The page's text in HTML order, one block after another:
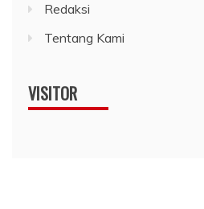
Redaksi
Tentang Kami
VISITOR